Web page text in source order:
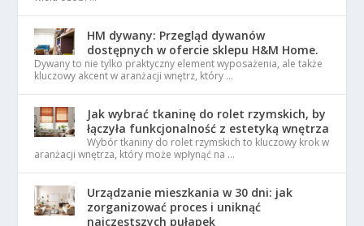
HM dywany: Przegląd dywanów
dostępnych w ofercie sklepu H&M Home.
Dywany to nie tylko praktyczny element wyposażenia, ale także
kluczowy akcent w aranżacji wnętrz, który …
Jak wybrać tkaninę do rolet rzymskich, by
łączyła funkcjonalność z estetyką wnętrza
Wybór tkaniny do rolet rzymskich to kluczowy krok w
aranżacji wnętrza, który może wpłynąć na …
Urządzanie mieszkania w 30 dni: jak
zorganizować proces i uniknąć
najczęstszych pułapek